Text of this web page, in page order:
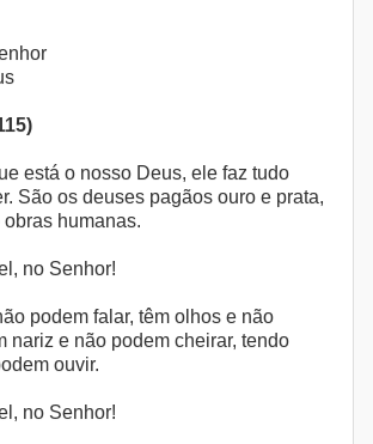
está o nosso Deus, ele faz tudo
São os deuses pagãos ouro e prata,
humanas.
no Senhor!
podem falar, têm olhos e não
nariz e não podem cheirar, tendo
ouvir.
no Senhor!